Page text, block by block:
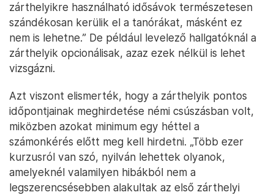
zárthelyikre használható idősávok természetesen
szándékosan kerülik el a tanórákat, másként ez
nem is lehetne.” De például levelező hallgatóknál a
zárthelyik opcionálisak, azaz ezek nélkül is lehet
vizsgázni.
Azt viszont elismerték, hogy a zárthelyik pontos
időpontjainak meghirdetése némi csúszásban volt,
miközben azokat minimum egy héttel a
számonkérés előtt meg kell hirdetni. „Több ezer
kurzusról van szó, nyilván lehettek olyanok,
amelyeknél valamilyen hibákból nem a
legszerencsésebben alakultak az első zárthelyi